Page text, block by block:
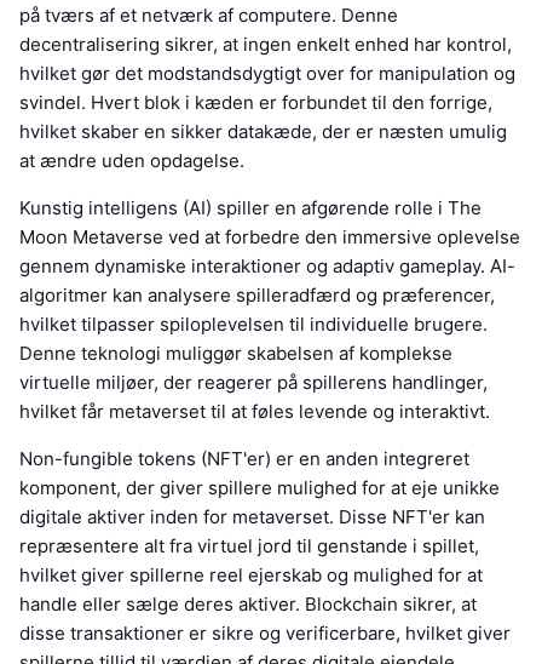
på tværs af et netværk af computere. Denne
decentralisering sikrer, at ingen enkelt enhed har kontrol,
hvilket gør det modstandsdygtigt over for manipulation og
svindel. Hvert blok i kæden er forbundet til den forrige,
hvilket skaber en sikker datakæde, der er næsten umulig
at ændre uden opdagelse.
Kunstig intelligens (AI) spiller en afgørende rolle i The
Moon Metaverse ved at forbedre den immersive oplevelse
gennem dynamiske interaktioner og adaptiv gameplay. AI-
algoritmer kan analysere spilleradfærd og præferencer,
hvilket tilpasser spiloplevelsen til individuelle brugere.
Denne teknologi muliggør skabelsen af komplekse
virtuelle miljøer, der reagerer på spillerens handlinger,
hvilket får metaverset til at føles levende og interaktivt.
Non-fungible tokens (NFT'er) er en anden integreret
komponent, der giver spillere mulighed for at eje unikke
digitale aktiver inden for metaverset. Disse NFT'er kan
repræsentere alt fra virtuel jord til genstande i spillet,
hvilket giver spillerne reel ejerskab og mulighed for at
handle eller sælge deres aktiver. Blockchain sikrer, at
disse transaktioner er sikre og verificerbare, hvilket giver